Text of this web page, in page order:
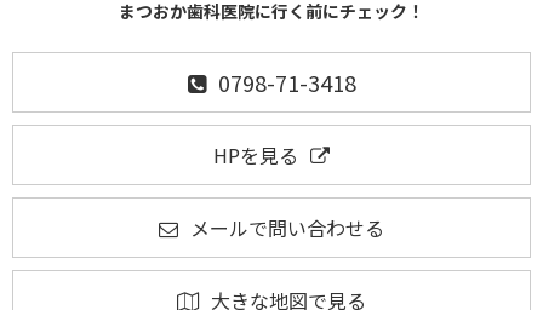
まつおか歯科医院に行く前にチェック！
0798-71-3418
HPを見る
メールで問い合わせる
大きな地図で見る